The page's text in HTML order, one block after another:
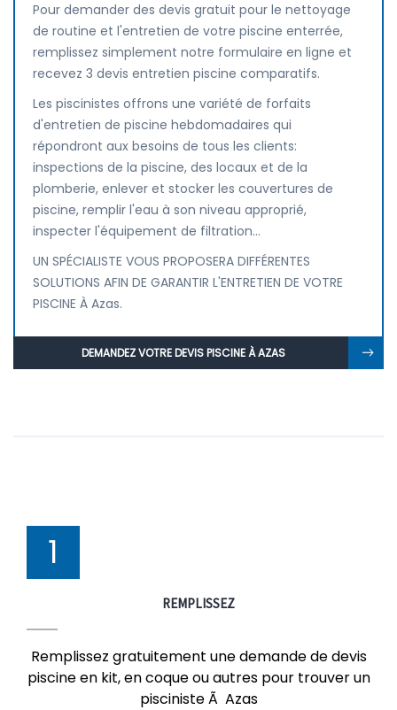
Pour demander des devis gratuit pour le nettoyage
de routine et l'entretien de votre piscine enterrée,
remplissez simplement notre formulaire en ligne et
recevez 3 devis entretien piscine comparatifs.
Les piscinistes offrons une variété de forfaits
d'entretien de piscine hebdomadaires qui
répondront aux besoins de tous les clients:
inspections de la piscine, des locaux et de la
plomberie, enlever et stocker les couvertures de
piscine, remplir l'eau à son niveau approprié,
inspecter l'équipement de filtration...
UN SPÉCIALISTE VOUS PROPOSERA DIFFÉRENTES
SOLUTIONS AFIN DE GARANTIR L'ENTRETIEN DE VOTRE
PISCINE À Azas.
DEMANDEZ VOTRE DEVIS PISCINE À AZAS
1
REMPLISSEZ
Remplissez gratuitement une demande de devis
piscine en kit, en coque ou autres pour trouver un
pisciniste Ã Azas